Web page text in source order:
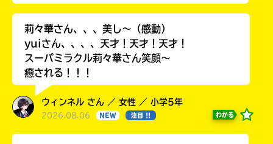
莉々華さん、、、美し〜（感動）
yuiさん、、、、天才！天才！天才！
スーパミラクル莉々華さん笑顔〜
癒される！！！
ウィンネル さん ／ 女性 ／ 小学5年
2026.08.06 NEW 注目 !! わかる